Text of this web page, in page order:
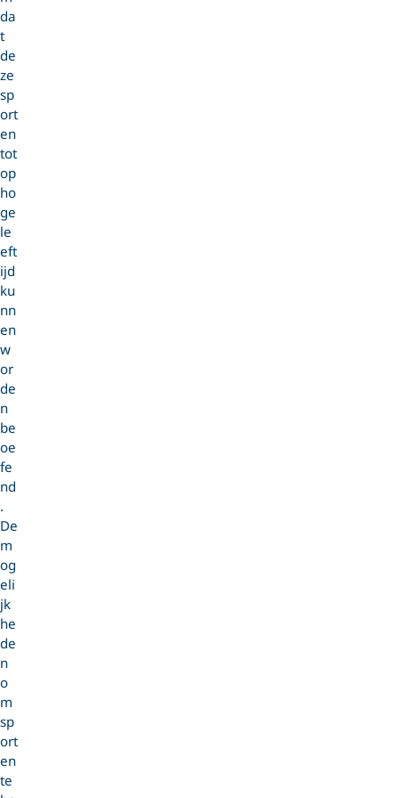
da
t
de
ze
sp
ort
en
tot
op
ho
ge
le
eft
ijd
ku
nn
en
w
or
de
n
be
oe
fe
nd
.
De
m
og
eli
jk
he
de
n
o
m
sp
ort
en
te